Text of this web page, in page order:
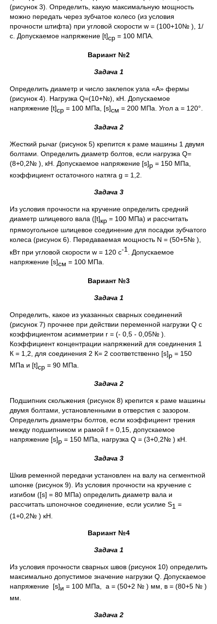
(рисунок 3). Определить, какую максимальную мощность
можно передать через зубчатое колесо (из условия
прочности штифта) при угловой скорости w = (100+10№ ), 1/
с. Допускаемое напряжение [t]ср = 100 МПА.
Вариант №2
Задача 1
Определить диаметр и число заклепок узла «А» фермы
(рисунок 4). Нагрузка Q=(10+№), кН. Допускаемое
напряжение [t]ср = 100 МПа, [s]см = 200 МПа. Угол a = 120°.
Задача 2
Жесткий рычаг (рисунок 5) крепится к раме машины 1 двумя
болтами. Определить диаметр болтов, если нагрузка Q=
(8+0,2№ ), кН. Допускаемое напряжение [s]р = 150 МПа,
коэффициент остаточного натяга g = 1,2.
Задача 3
Из условия прочности на кручение определить средний
диаметр шлицевого вала ([t]кр = 100 МПа) и рассчитать
прямоугольное шлицевое соединение для посадки зубчатого
колеса (рисунок 6). Передаваемая мощность N = (50+5№ ),
кВт при угловой скорости w = 120 с-1 . Допускаемое
напряжение [s]см = 100 МПа.
Вариант №3
Задача 1
Определить, какое из указанных сварных соединений
(рисунок 7) прочнее при действии переменной нагрузки Q c
коэффициентом асимметрии r = (- 0,5 - 0,05№ ).
Коэффициент концентрации напряжений для соединения 1
К = 1,2, для соединения 2 К= 2 соответственно [s]р = 150
МПа и [t]ср = 90 МПа.
Задача 2
Подшипник скольжения (рисунок 8) крепится к раме машины
двумя болтами, установленными в отверстия с зазором.
Определить диаметры болтов, если коэффициент трения
между подшипником и рамой f = 0,15, допускаемое
напряжение [s]р = 150 МПа, нагрузка Q = (3+0,2№ ) кН.
Задача 3
Шкив ременной передачи установлен на валу на сегментной
шпонке (рисунок 9). Из условия прочности на кручение с
изгибом ([s] = 80 МПа) определить диаметр вала и
рассчитать шпоночное соединение, если усилие S1 =
(1+0,2№ ) кН.
Вариант №4
Задача 1
Из условия прочности сварных швов (рисунок 10) определить
максимально допустимое значение нагрузки Q. Допускаемое
напряжение [s]и = 100 МПа, а = (50+2 № ) мм, в = (80+5 № )
мм.
Задача 2